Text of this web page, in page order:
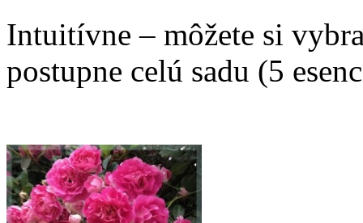
Intuitívne – môžete si
postupne celú sadu (5